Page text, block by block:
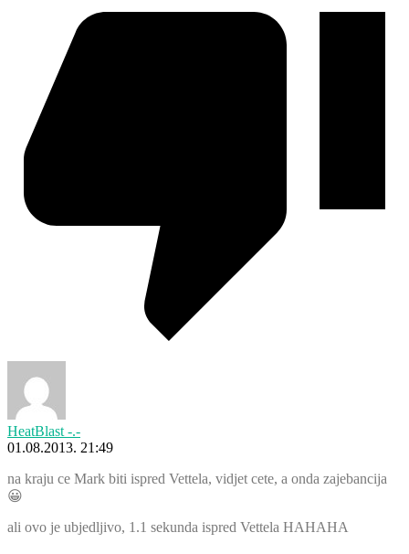
HeatBlast -.-
01.08.2013. 21:49
na kraju ce Mark biti ispred Vettela, vidjet cete, a onda zajebancija
😀
ali ovo je ubjedljivo, 1.1 sekunda ispred Vettela HAHAHA